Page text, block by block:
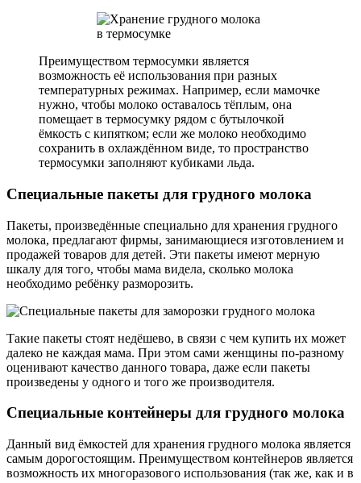
Преимуществом термосумки является
возможность её использования при разных
температурных режимах. Например, если мамочке
нужно, чтобы молоко оставалось тёплым, она
помещает в термосумку рядом с бутылочкой
ёмкость с кипятком; если же молоко необходимо
сохранить в охлаждённом виде, то пространство
термосумки заполняют кубиками льда.
Специальные пакеты для грудного молока
Пакеты, произведённые специально для хранения грудного
молока, предлагают фирмы, занимающиеся изготовлением и
продажей товаров для детей. Эти пакеты имеют мерную
шкалу для того, чтобы мама видела, сколько молока
необходимо ребёнку разморозить.
Такие пакеты стоят недёшево, в связи с чем купить их может
далеко не каждая мама. При этом сами женщины по-разному
оценивают качество данного товара, даже если пакеты
произведены у одного и того же производителя.
Специальные контейнеры для грудного молока
Данный вид ёмкостей для хранения грудного молока является
самым дорогостоящим. Преимуществом контейнеров является
возможность их многоразового использования (так же, как и в